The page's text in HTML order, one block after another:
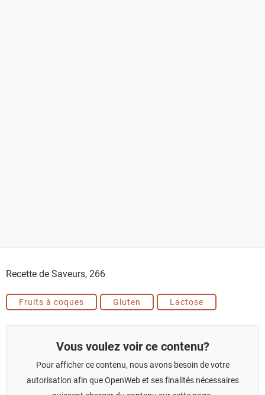
Recette de Saveurs,266
Fruits à coques Gluten Lactose
Vous voulez voir ce contenu?
Pour afficher ce contenu, nous avons besoin de votre
autorisation afin que OpenWeb et ses finalités nécessaires